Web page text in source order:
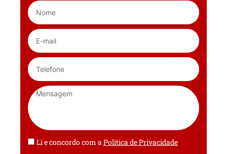
Li e concordo com aPolítica de Privacidade